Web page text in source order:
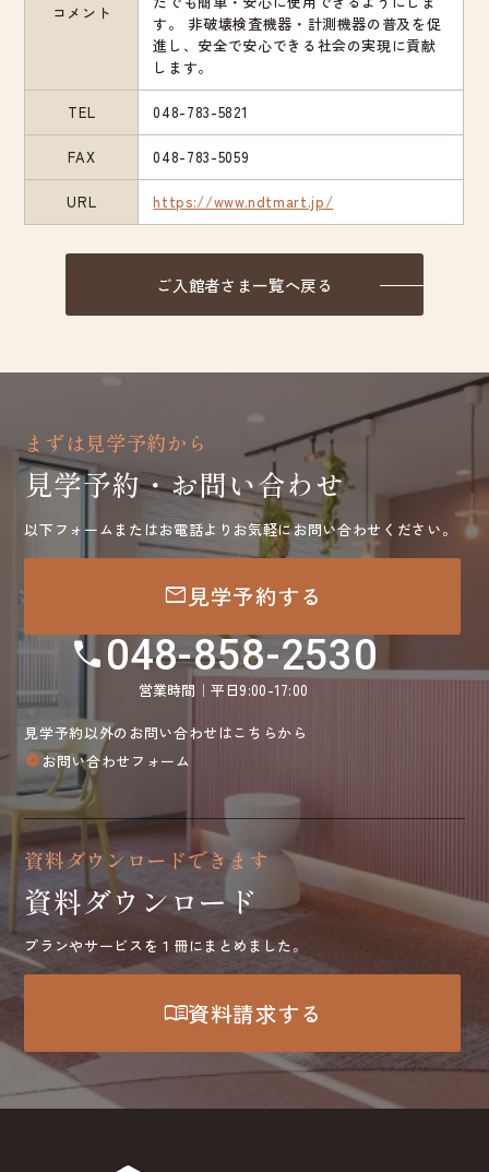
コメント
す。 非破壊検査機器・計測機器の普及を促
進し、安全で安心できる社会の実現に貢献
します。
TEL 048-783-5821
FAX 048-783-5059
URL https://www.ndtmart.jp/
ご入館者さま一覧へ戻る
まずは見学予約から
見学予約・お問い合わせ
以下フォームまたはお電話よりお気軽にお問い合わせください。
mail見学予約する
call048-858-2530
営業時間｜平日9:00-17:00
見学予約以外のお問い合わせはこちらから
arrow_circle_rightお問い合わせフォーム
資料ダウンロードできます
資料ダウンロード
プランやサービスを１冊にまとめました。
menu_book資料請求する